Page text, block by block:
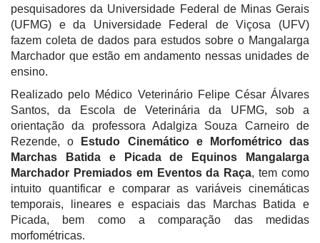
pesquisadores da Universidade Federal de Minas Gerais
(UFMG) e da Universidade Federal de Viçosa (UFV)
fazem coleta de dados para estudos sobre o Mangalarga
Marchador que estão em andamento nessas unidades de
ensino.
Realizado pelo Médico Veterinário Felipe César Álvares
Santos, da Escola de Veterinária da UFMG, sob a
orientação da professora Adalgiza Souza Carneiro de
Rezende, o
Estudo Cinemático e Morfométrico das
Marchas Batida e Picada de Equinos Mangalarga
Marchador Premiados em Eventos da Raça, tem como
intuito quantificar e comparar as variáveis cinemáticas
temporais, lineares e espaciais das Marchas Batida e
Picada, bem como a comparação das medidas
morfométricas.